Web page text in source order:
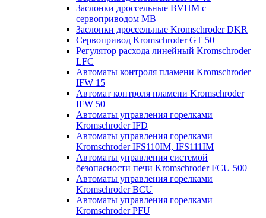
Заслонки дроссельные BVHM с
сервоприводом МВ
Заслонки дроссельные Kromschroder DKR
Cервопривод Kromschroder GT 50
Регулятор расхода линейный Kromschroder
LFC
Автоматы контроля пламени Kromschroder
IFW 15
Автомат контроля пламени Kromschroder
IFW 50
Автоматы управления горелками
Kromschroder IFD
Автоматы управления горелками
Kromschroder IFS110IM, IFS111IM
Автоматы управления системой
безопасности печи Kromschroder FCU 500
Автоматы управления горелками
Kromschroder BCU
Автоматы управления горелками
Kromschroder PFU